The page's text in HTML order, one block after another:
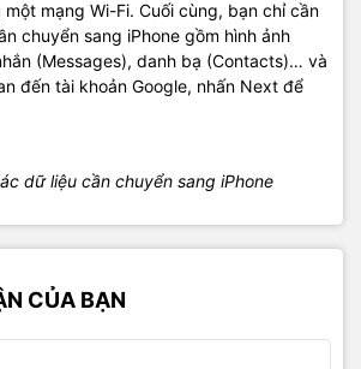
mạng Wi-Fi. Cuối cùng, bạn chỉ cần
chuyển sang iPhone gồm hình ảnh
(Messages), danh bạ (Contacts)… và
đến tài khoản Google, nhấn Next để
dữ liệu cần chuyển sang iPhone
CỦA BẠN